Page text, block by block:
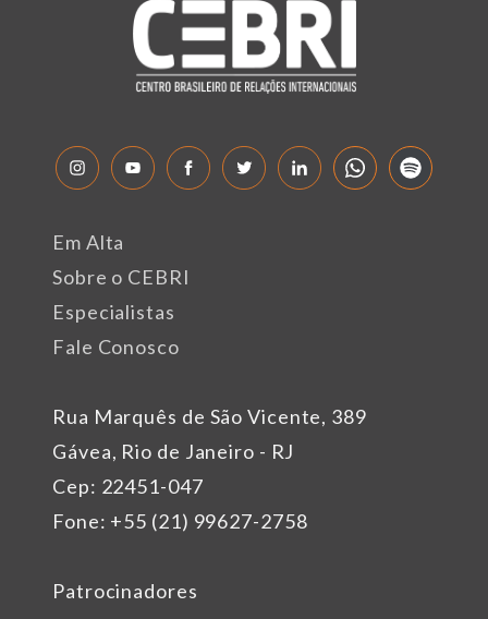
Rua Marquês de São Vicente, 389
Gávea, Rio de Janeiro - RJ
Cep: 22451-047
Fone: +55 (21) 99627-2758
Em Alta
Sobre o CEBRI
Especialistas
Fale Conosco
Patrocinadores